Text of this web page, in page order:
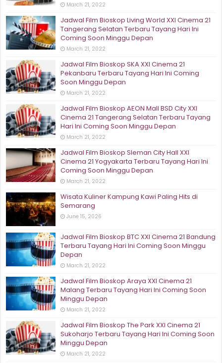
March 21, 2022
Jadwal Film Bioskop Living World XXI Cinema 21
Tangerang Selatan Terbaru Tayang Hari Ini
Coming Soon Minggu Depan
March 21, 2022
Jadwal Film Bioskop SKA XXI Cinema 21
Pekanbaru Terbaru Tayang Hari Ini Coming
Soon Minggu Depan
March 21, 2022
Jadwal Film Bioskop AEON Mall BSD City XXI
Cinema 21 Tangerang Selatan Terbaru Tayang
Hari Ini Coming Soon Minggu Depan
March 21, 2022
Jadwal Film Bioskop Sleman City Hall XXI
Cinema 21 Yogyakarta Terbaru Tayang Hari Ini
Coming Soon Minggu Depan
March 21, 2022
Wisata Kuliner Kampung Kawi Paling Hits di
Semarang
June 15, 2026
Jadwal Film Bioskop BTC XXI Cinema 21 Bandung
Terbaru Tayang Hari Ini Coming Soon Minggu
Depan
March 21, 2022
Jadwal Film Bioskop Araya XXI Cinema 21
Malang Terbaru Tayang Hari Ini Coming Soon
Minggu Depan
March 21, 2022
Jadwal Film Bioskop The Park XXI Cinema 21
Sukoharjo Terbaru Tayang Hari Ini Coming Soon
Minggu Depan
March 21, 2022